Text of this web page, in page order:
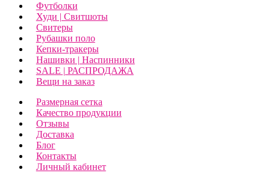
Футболки
Худи | Свитшоты
Свитеры
Рубашки поло
Кепки-тракеры
Нашивки | Наспинники
SALE | РАСПРОДАЖА
Вещи на заказ
Размерная сетка
Качество продукции
Отзывы
Доставка
Блог
Контакты
Личный кабинет